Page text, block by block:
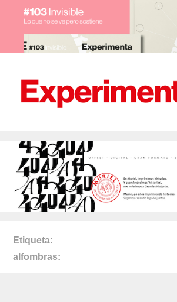
Etiqueta
alfombras